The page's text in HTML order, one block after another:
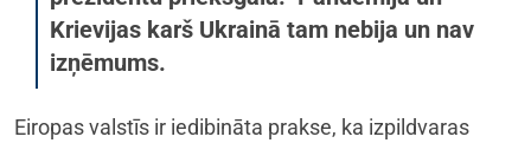
Krievijas karš Ukrainā tam nebija un nav
izņēmums.
Eiropas valstīs ir iedibināta prakse, ka izpildvaras